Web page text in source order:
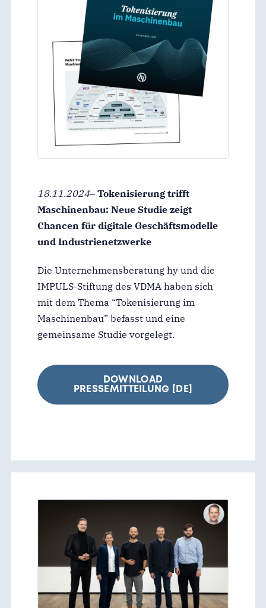
18.11.2024– Tokenisierung trifft
Maschinenbau: Neue Studie zeigt
Chancen für digitale Geschäftsmodelle
und Industrienetzwerke
Die Unternehmensberatung hy und die
IMPULS-Stiftung des VDMA haben sich
mit dem Thema “Tokenisierung im
Maschinenbau” befasst und eine
gemeinsame Studie vorgelegt.
DOWNLOAD
PRESSEMITTEILUNG [DE]